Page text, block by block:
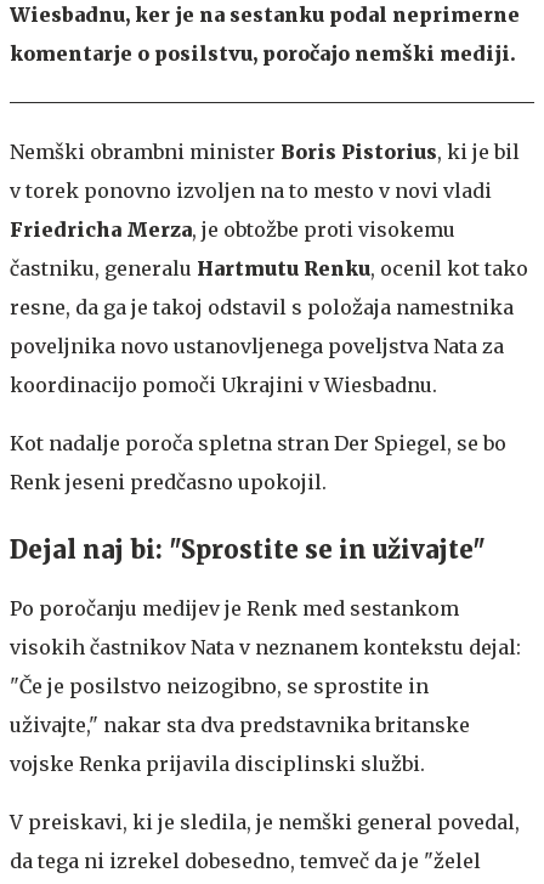
Wiesbadnu, ker je na sestanku podal neprimerne
komentarje o posilstvu, poročajo nemški mediji.
Nemški obrambni minister Boris Pistorius, ki je bil
v torek ponovno izvoljen na to mesto v novi vladi
Friedricha Merza, je obtožbe proti visokemu
častniku, generalu Hartmutu Renku, ocenil kot tako
resne, da ga je takoj odstavil s položaja namestnika
poveljnika novo ustanovljenega poveljstva Nata za
koordinacijo pomoči Ukrajini v Wiesbadnu.
Kot nadalje poroča spletna stran Der Spiegel, se bo
Renk jeseni predčasno upokojil.
Dejal naj bi: "Sprostite se in uživajte"
Po poročanju medijev je Renk med sestankom
visokih častnikov Nata v neznanem kontekstu dejal:
"Če je posilstvo neizogibno, se sprostite in
uživajte," nakar sta dva predstavnika britanske
vojske Renka prijavila disciplinski službi.
V preiskavi, ki je sledila, je nemški general povedal,
da tega ni izrekel dobesedno, temveč da je "želel